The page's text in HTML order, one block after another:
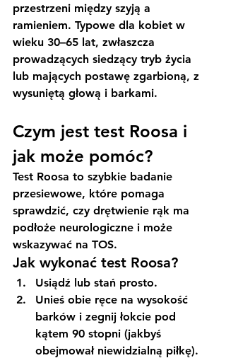
przestrzeni między szyją a
ramieniem. Typowe dla kobiet w
wieku 30–65 lat, zwłaszcza
prowadzących siedzący tryb życia
lub mających postawę zgarbioną, z
wysuniętą głową i barkami.
Czym jest test Roosa i
jak może pomóc?
Test Roosa to szybkie badanie
przesiewowe, które pomaga
sprawdzić, czy drętwienie rąk ma
podłoże neurologiczne i może
wskazywać na TOS.
Jak wykonać test Roosa?
Usiądź lub stań prosto.
Unieś obie ręce na wysokość
barków i zegnij łokcie pod
kątem 90 stopni (jakbyś
obejmował niewidzialną piłkę).